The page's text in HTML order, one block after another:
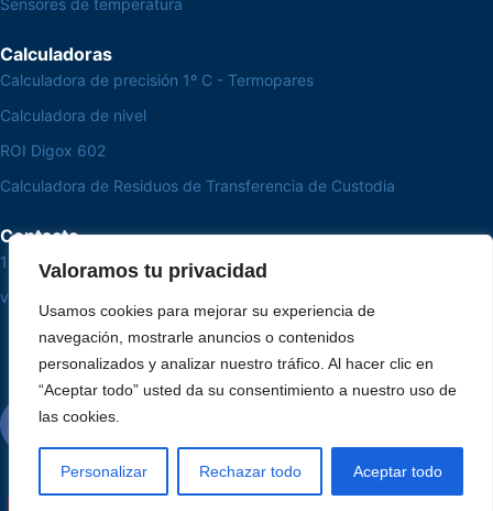
Valoramos tu privacidad
Usamos cookies para mejorar su experiencia de
navegación, mostrarle anuncios o contenidos
personalizados y analizar nuestro tráfico. Al hacer clic en
“Aceptar todo” usted da su consentimiento a nuestro uso de
las cookies.
Personalizar Rechazar todo Aceptar todo
Sensores de temperatura
Calculadoras
Calculadora de precisión 1º C - Termopares
Calculadora de nivel
ROI Digox 602
Calculadora de Residuos de Transferencia de Custodia
Contacto
15 3033-8008
vendas@alutal.com.br